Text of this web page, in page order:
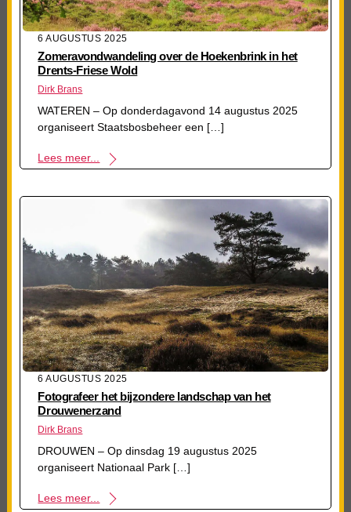
6 AUGUSTUS 2025
Zomeravondwandeling over de Hoekenbrink in het
Drents-Friese Wold
Dirk Brans
WATEREN – Op donderdagavond 14 augustus 2025
organiseert Staatsbosbeheer een […]
Lees meer...
6 AUGUSTUS 2025
Fotografeer het bijzondere landschap van het
Drouwenerzand
Dirk Brans
DROUWEN – Op dinsdag 19 augustus 2025
organiseert Nationaal Park […]
Lees meer...